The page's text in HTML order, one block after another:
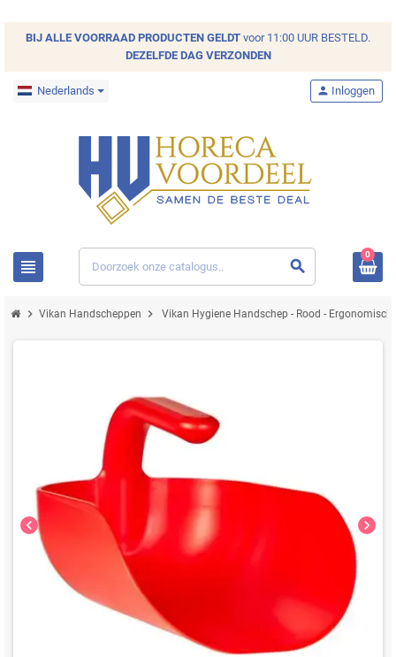
BIJ ALLE VOORRAAD PRODUCTEN GELDT voor 11:00 UUR BESTELD.
DEZELFDE DAG VERZONDEN
Nederlands
view_headline search
person Inloggen
0
chevron_right Vikan Handscheppen chevron_right Vikan Hygiene Handschep - Rood - Ergonomisch
chevron_left chevron_right